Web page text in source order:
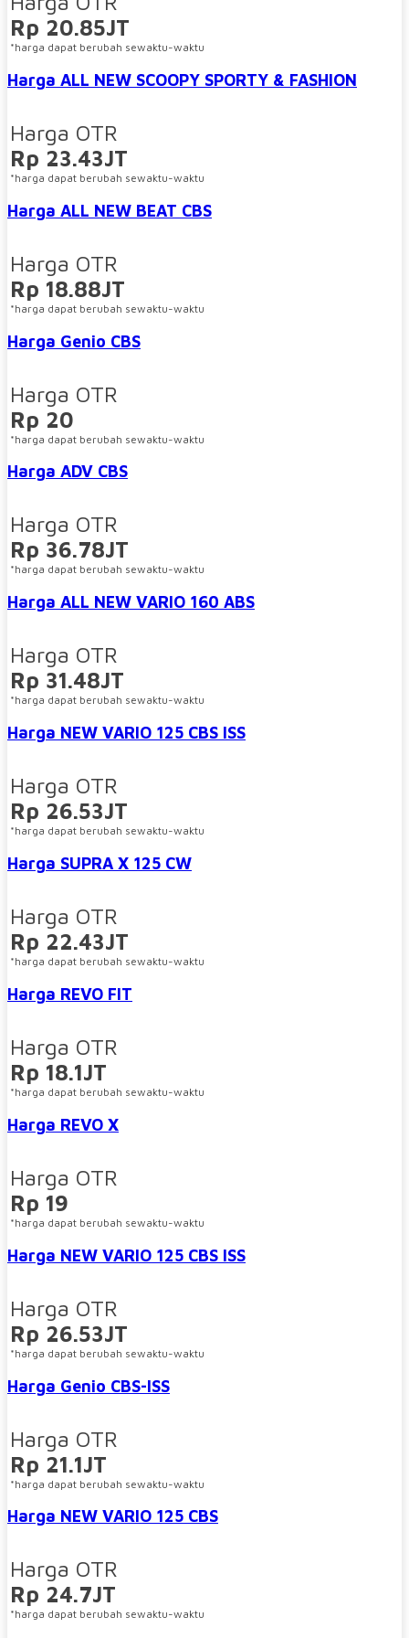
Rp 20.85JT
*harga dapat berubah sewaktu-waktu
Harga ALL NEW SCOOPY SPORTY & FASHION
Harga OTR
Rp 23.43JT
*harga dapat berubah sewaktu-waktu
Harga ALL NEW BEAT CBS
Harga OTR
Rp 18.88JT
*harga dapat berubah sewaktu-waktu
Harga Genio CBS
Harga OTR
Rp 20
*harga dapat berubah sewaktu-waktu
Harga ADV CBS
Harga OTR
Rp 36.78JT
*harga dapat berubah sewaktu-waktu
Harga ALL NEW VARIO 160 ABS
Harga OTR
Rp 31.48JT
*harga dapat berubah sewaktu-waktu
Harga NEW VARIO 125 CBS ISS
Harga OTR
Rp 26.53JT
*harga dapat berubah sewaktu-waktu
Harga SUPRA X 125 CW
Harga OTR
Rp 22.43JT
*harga dapat berubah sewaktu-waktu
Harga REVO FIT
Harga OTR
Rp 18.1JT
*harga dapat berubah sewaktu-waktu
Harga REVO X
Harga OTR
Rp 19
*harga dapat berubah sewaktu-waktu
Harga NEW VARIO 125 CBS ISS
Harga OTR
Rp 26.53JT
*harga dapat berubah sewaktu-waktu
Harga Genio CBS-ISS
Harga OTR
Rp 21.1JT
*harga dapat berubah sewaktu-waktu
Harga NEW VARIO 125 CBS
Harga OTR
Rp 24.7JT
*harga dapat berubah sewaktu-waktu